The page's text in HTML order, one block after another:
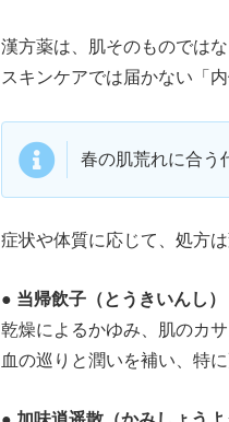
漢方薬は、肌そのものでは
スキンケアでは届かない「
春の肌荒れに合う
症状や体質に応じて、処方
● 当帰飲子（とうきいんし）
乾燥によるかゆみ、肌のカサ
血の巡りと潤いを補い、特